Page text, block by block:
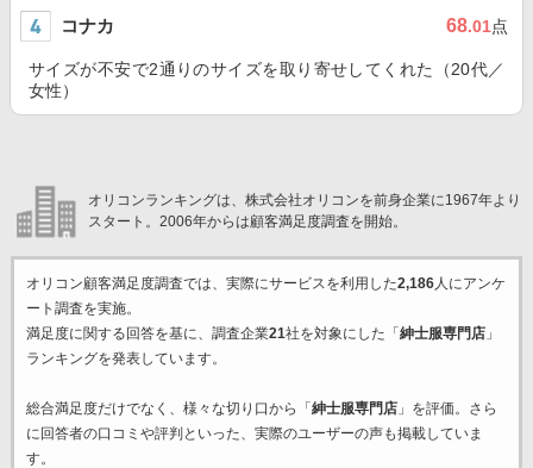
コナカ 68.01点
サイズが不安で2通りのサイズを取り寄せしてくれた（20代／
女性）
オリコンランキングは、株式会社オリコンを前身企業に1967年より
スタート。2006年からは顧客満足度調査を開始。
オリコン顧客満足度調査では、実際にサービスを利用した2,186人にアンケ
ート調査を実施。
満足度に関する回答を基に、調査企業21社を対象にした「 紳士服専門店」
ランキングを発表しています。
総合満足度だけでなく、様々な切り口から「 紳士服専門店」を評価。さら
に回答者の口コミや評判といった、実際のユーザーの声も掲載していま
す。